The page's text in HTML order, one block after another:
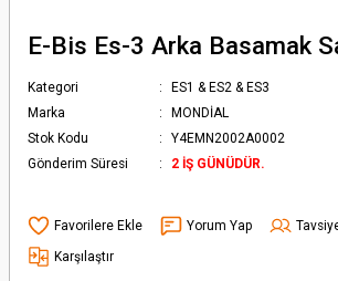
E-Bis Es-3 Arka Basamak
Kategori
ES1 & ES2 & ES3
Marka
MONDİAL
Stok Kodu
Y4EMN2002A0002
Gönderim Süresi
2 İŞ GÜNÜDÜR.
Yorum Yap
Karşılaştır